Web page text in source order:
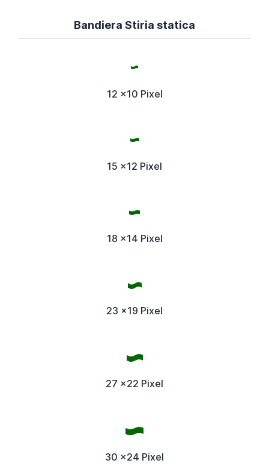
Bandiera Stiria statica
12 x10 Pixel
15 x12 Pixel
18 x14 Pixel
23 x19 Pixel
27 x22 Pixel
30 x24 Pixel